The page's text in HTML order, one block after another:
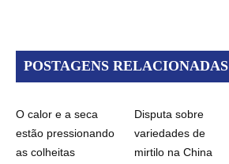
POSTAGENS RELACIONADAS
O calor e a seca
estão pressionando
as colheitas
Disputa sobre
variedades de
mirtilo na China